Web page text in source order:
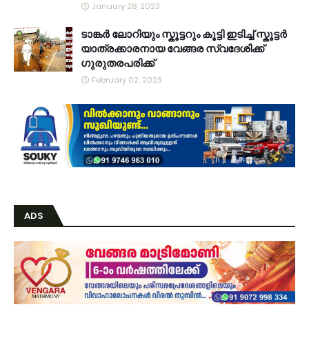
January 28, 2023
ടാങ്കർ ലോറിയും സ്കൂട്ടറും കൂട്ടി ഇടിച്ച് സ്കൂട്ടർ
യാത്രക്കാരനായ വേങ്ങര സ്വദേശിക്ക്
ഗുരുതരപരിക്ക്
February 02, 2023
ADS